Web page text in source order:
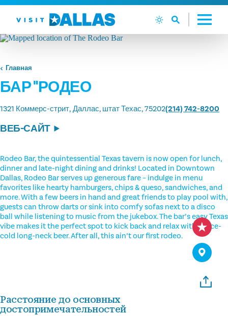
Перейти к содержанию
Главная
БАР "РОДЕО
1321 Коммерс-стрит Даллас, штат Техас, 75202(214) 742-8200
ВЕБ-САЙТ
Rodeo Bar, the quintessential Texas tavern is now open for lunch,
dinner and late-night dining and drinks! Located in Downtown
Dallas, Rodeo Bar serves up generous fare – indulge in menu
favorites like hearty hamburgers, chips & queso, sandwiches, and
more. With a few beers in hand and great friends to play pool with,
guests can throw darts or sink into comfy sofas next to a disco
ball while listening to music from the jukebox. The bar’s easy Texas
vibe makes it the perfect spot to kick back and relax with an ice-
cold long-neck beer. After all, this ain’t our first rodeo.
Расстояние до основных
достопримечательностей